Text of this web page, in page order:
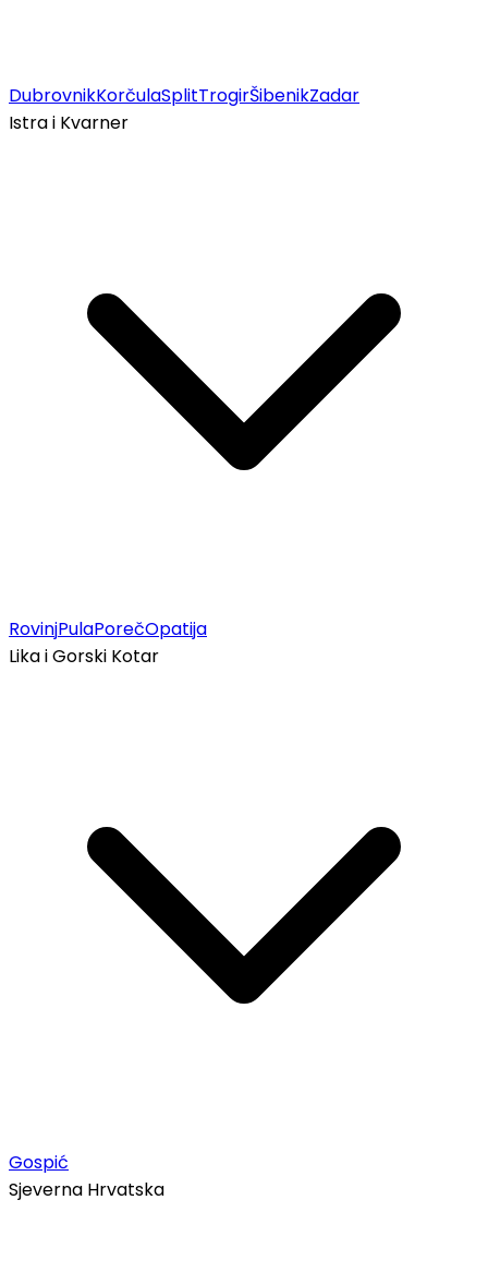
DubrovnikKorčulaSplitTrogirŠibenikZadar
Istra i Kvarner
RovinjPulaPorečOpatija
Lika i Gorski Kotar
Gospić
Sjeverna Hrvatska